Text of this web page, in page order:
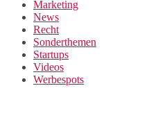
Marketing
News
Recht
Sonderthemen
Startups
Videos
Werbespots